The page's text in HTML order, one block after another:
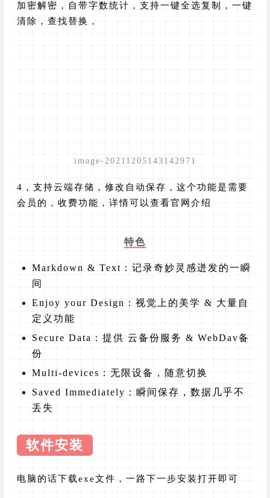
加密解密，自带字数统计，支持一键全选复制，一键
清除，查找替换，
image-20211205143142971
4，支持云端存储，修改自动保存，这个功能是需要
会员的，收费功能，详情可以查看官网介绍
特色
Markdown & Text：记录奇妙灵感迸发的一瞬
间
Enjoy your Design：视觉上的美学 & 大量自
定义功能
Secure Data：提供 云备份服务 & WebDav备
份
Multi-devices：无限设备，随意切换
Saved Immediately：瞬间保存，数据几乎不
丢失
软件安装
电脑的话下载exe文件，一路下一步安装打开即可